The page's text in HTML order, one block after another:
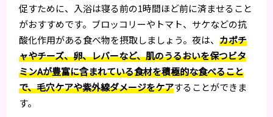
促すために、入浴は寝る前の1時間ほど前に済ませること
がおすすめです。ブロッコリーやトマト、サケなどの抗
酸化作用がある食べ物を摂取しましょう。夜は、カボチ
ャやチーズ、卵、レバーなど、肌のうるおいを保つビタ
ミンAが豊富に含まれている食材を積極的な食べること
で、毛穴ケアや紫外線ダメージをケアすることができま
す。